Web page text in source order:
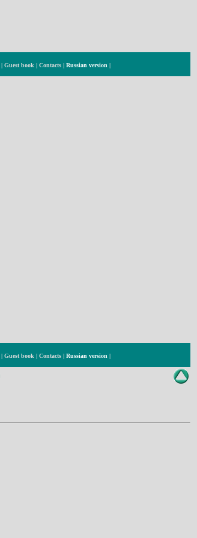
| Guest book | Contacts | Russian version |
| Guest book | Contacts | Russian version |